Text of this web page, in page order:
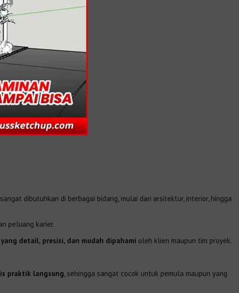
dibutuhkan di berbagai bidang, mulai dari arsitektur, interior, hingga
peluang karier.
detail, presisi, dan mudah dipahami oleh klien maupun tim proyek.
praktik langsung, sehingga sangat cocok untuk pemula maupun yang